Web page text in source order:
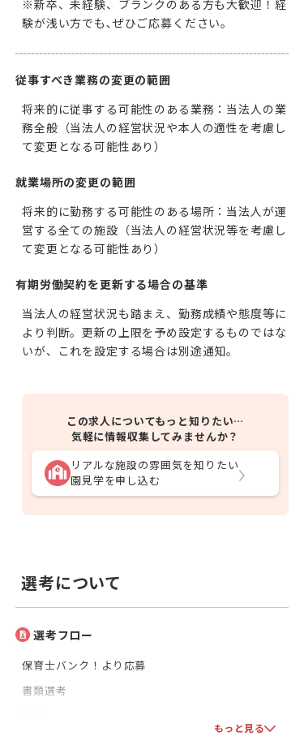
※新卒、未経験、ブランクのある方も大歓迎！経
験が浅い方でも､ぜひご応募ください。
従事すべき業務の変更の範囲
将来的に従事する可能性のある業務：当法人の業
務全般（当法人の経営状況や本人の適性を考慮し
て変更となる可能性あり）
就業場所の変更の範囲
将来的に勤務する可能性のある場所：当法人が運
営する全ての施設（当法人の経営状況等を考慮し
て変更となる可能性あり）
有期労働契約を更新する場合の基準
当法人の経営状況も踏まえ、勤務成績や態度等に
より判断。更新の上限を予め設定するものではな
いが、これを設定する場合は別途通知。
この求人についてもっと知りたい…
気軽に情報収集してみませんか？
リアルな施設の雰囲気を知りたい
園見学を申し込む
選考について
選考フロー
保育士バンク！より応募
書類選考
もっと見る